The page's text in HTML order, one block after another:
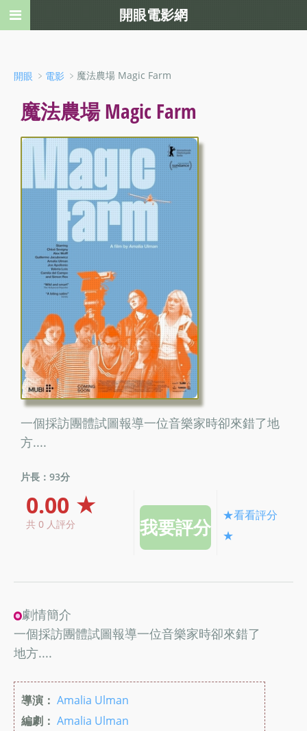
開眼 ﹥ 電影 ﹥魔法農場 Magic Farm
魔法農場 Magic Farm
一個採訪團體試圖報導一位音樂家時卻來錯了地
方....
片長：93分
0.00 ★
共 0 人評分
★看看評分
★
劇情簡介
一個採訪團體試圖報導一位音樂家時卻來錯了
地方....
導演： Amalia Ulman
編劇： Amalia Ulman
開眼電影網